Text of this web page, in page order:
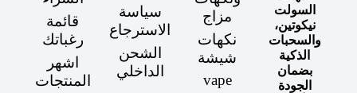
السولت
نيكوتين،
والسحبات
الذكية
بضمان
الجودة
مزاج
نكهات
شيشة
vape
سياسة
الاسترجاع
الشحن
الداخلي
قائمة
رغباتك
اشهر
المنتجات